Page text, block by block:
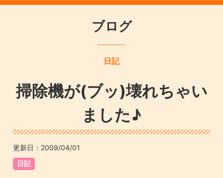
ブログ
日記
掃除機が(ブッ)壊れちゃい
ました♪
更新日： 2009/04/01
日記